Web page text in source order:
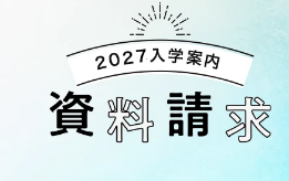
令和６年度 入学式を挙行しました。